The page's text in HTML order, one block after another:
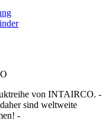
von INTAIRCO. -
sind weltweite
-